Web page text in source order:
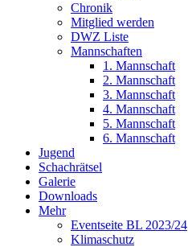
Chronik
Mitglied werden
DWZ Liste
Mannschaften
1. Mannschaft
2. Mannschaft
3. Mannschaft
4. Mannschaft
5. Mannschaft
6. Mannschaft
Jugend
Schachrätsel
Galerie
Downloads
Mehr
Eventseite BL 2023/24
Klimaschutz